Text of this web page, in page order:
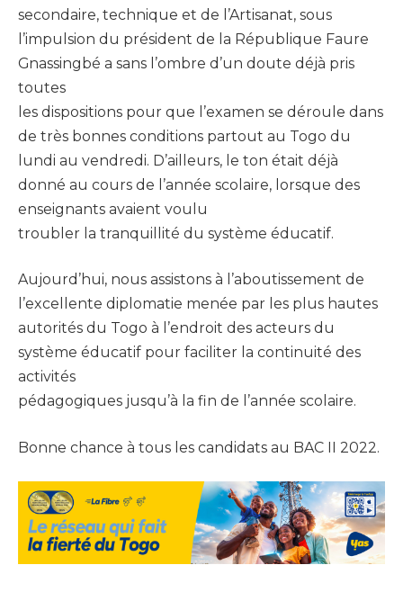
secondaire, technique et de l’Artisanat, sous
l’impulsion du président de la République Faure
Gnassingbé a sans l’ombre d’un doute déjà pris
toutes
les dispositions pour que l’examen se déroule dans
de très bonnes conditions partout au Togo du
lundi au vendredi. D’ailleurs, le ton était déjà
donné au cours de l’année scolaire, lorsque des
enseignants avaient voulu
troubler la tranquillité du système éducatif.
Aujourd’hui, nous assistons à l’aboutissement de
l’excellente diplomatie menée par les plus hautes
autorités du Togo à l’endroit des acteurs du
système éducatif pour faciliter la continuité des
activités
pédagogiques jusqu’à la fin de l’année scolaire.
Bonne chance à tous les candidats au BAC II 2022.